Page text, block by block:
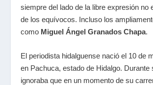
siempre del lado de la libre expresión no
de los equívocos. Incluso los
como Miguel Ángel Granados Chapa.
El periodista hidalguense nació el 10 de
en Pachuca, estado de Hidalgo. Durante
ignoraba que en un momento de su